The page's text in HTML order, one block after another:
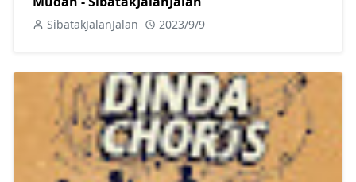
SibatakJalanJalan 2023/9/9